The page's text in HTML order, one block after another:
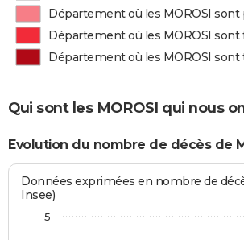
Département où les MOROSI sont
Département où les MOROSI
Département où les MOROSI
Qui sont les MOROSI qui nous
Evolution du nombre de décès de
Données exprimées en nombre de
Insee)
5